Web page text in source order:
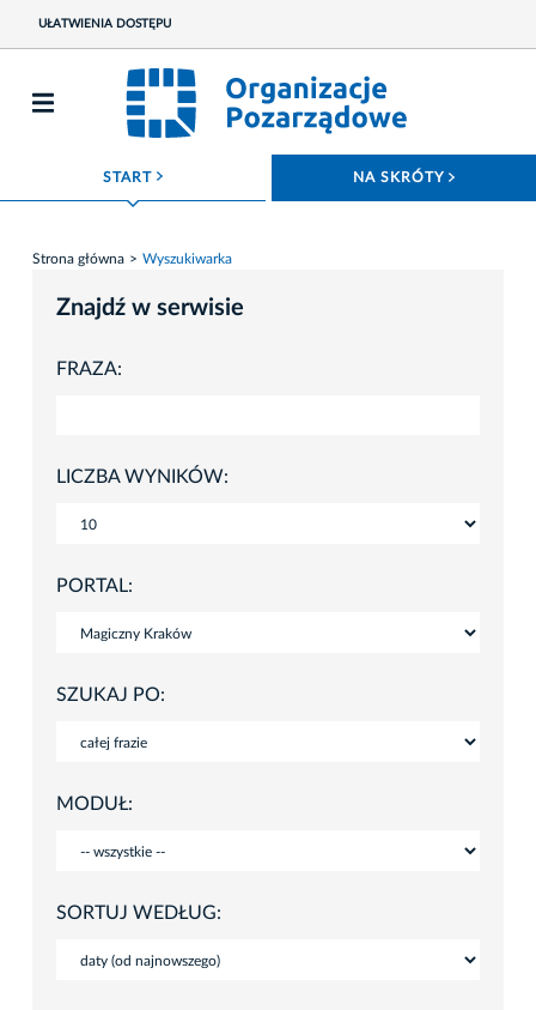
UŁATWIENIA DOSTĘPU
START ROZWIŃ MENU NA SKRÓTY
Strona główna Wyszukiwarka
Znajdź w serwisie
FRAZA:
LICZBA WYNIKÓW:
PORTAL:
SZUKAJ PO:
MODUŁ:
SORTUJ WEDŁUG: